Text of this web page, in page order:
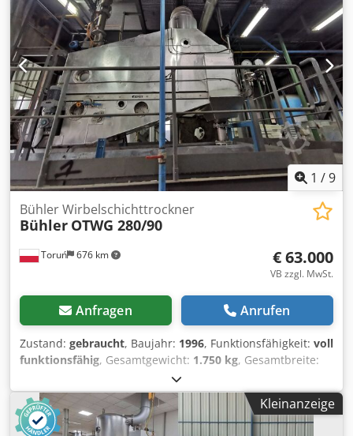
1 /9
Toruń 676 km
Bühler Wirbelschichttrockner
Bühler OTWG 280/90
€ 63.000
VB zzgl. MwSt.
Anfragen Anrufen
Zustand: gebraucht, Baujahr: 1996, Funktionsfähigkeit: voll
funktionsfähig, Gesamtgewicht: 1.750 kg, Gesamtbreite:
3.750 mm
1, Ausstattung:Dokumentation/Handbuch, Zum Verkauf
steht eine hocheffiziente Wirbelschichttrocknungsanlage
des renommierten Herstellers Bühler, Modell OTWG-280.
Kleinanzeige